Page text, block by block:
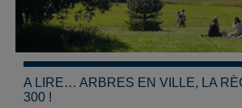
A LIRE… ARBRES EN VILLE, LA
300 !